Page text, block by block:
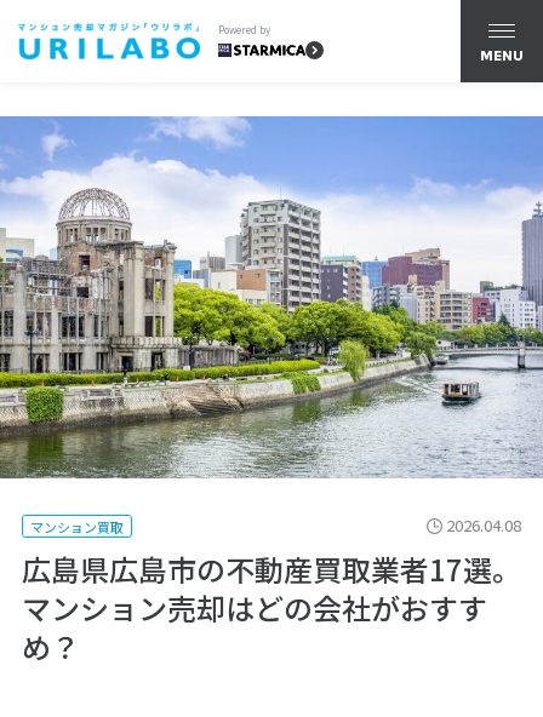
Powered by
MENU
マンション買取 2026.04.08
広島県広島市の不動産買取業者17選。
マンション売却はどの会社がおすす
め？